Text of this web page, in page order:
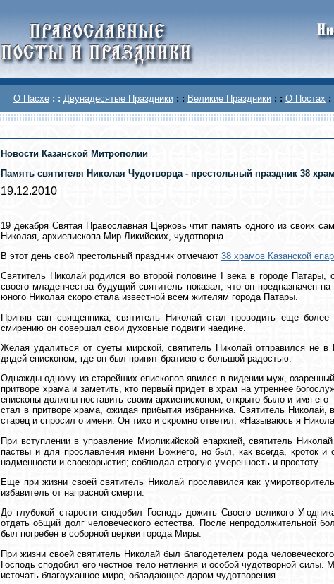
О Пасхе : : Двунадесятые Праздники : : Великие Праздники : : О Постах :
Новости Казанской Митрополии
Память святителя Николая Чудотворца - престольный праздник 38
19.12.2010
19 декабря Святая Православная Церковь чтит память одного из своих
Николая, архиепископа Мир Ликийских, чудотворца.
В этот день свой престольный праздник отмечают 38 храмов Казанской
Святитель Николай родился во второй половине I века в городе
своего младенчества будущий святитель показал, что он предназначен
юного Николая скоро стала известной всем жителям города Патары.
Приняв сан священника, святитель Николай стал проводить еще
смирению он совершал свои духовные подвиги наедине.
Желая удалиться от суеты мирской, святитель Николай отправился не
дядей епископом, где он был принят братиею с большой радостью.
Однажды одному из старейших епископов явился в видении муж,
притворе храма и заметить, кто первый придет в храм на утреннее
епископы должны поставить своим архиепископом; открыто было и имя
стал в притворе храма, ожидая прибытия избранника. Святитель
старец и спросил о имени. Он тихо и скромно ответил: «Называюсь я
При вступлении в управление Мирликийской епархией, святитель
паствы и для прославления имени Божиего, но был, как всегда, кроток
надменности и своекорыстия; соблюдал строгую умеренность и простоту.
Еще при жизни своей святитель Николай прославился как
избавитель от напрасной смерти.
До глубокой старости сподобил Господь дожить Своего великого
отдать общий долг человеческого естества. После непродолжительной
был погребен в соборной церкви города Миры.
При жизни своей святитель Николай был благодетелем рода
Господь сподобил его честное тело нетления и особой чудотворной
источать благоуханное миро, обладающее даром чудотворения.